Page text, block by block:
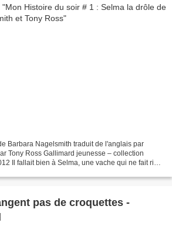
Barbara Nagelsmith traduit de l'anglais par
Tony Ross Gallimard jeunesse – collection
Il fallait bien à Selma, une vache qui ne fait rien
pas de croquettes -